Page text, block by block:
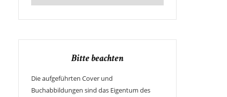
Bitte beachten
Die aufgeführten Cover und
Buchabbildungen sind das Eigentum des